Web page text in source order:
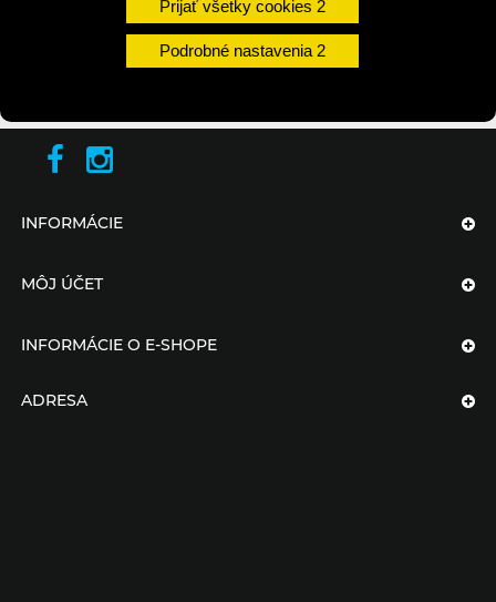
Prijať všetky cookies
Podrobné nastavenia
undefined
INFORMÁCIE
MÔJ ÚČET
INFORMÁCIE O E-SHOPE
ADRESA